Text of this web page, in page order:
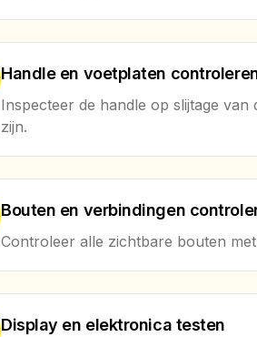
Handle en voetplaten
Inspecteer de handle op slijtage
zijn.
Bouten en verbindingen
Controleer alle zichtbare bouten
Display en elektronica testen